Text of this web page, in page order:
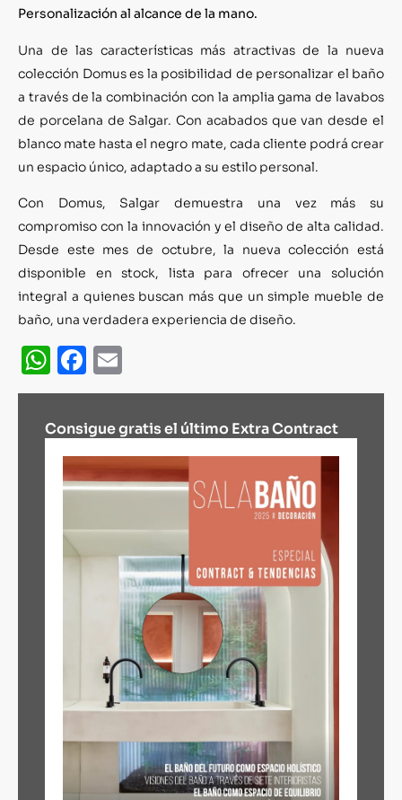
Personalización al alcance de la mano.
Una de las características más atractivas de la nueva
colección Domus es la posibilidad de personalizar el baño
a través de la combinación con la amplia gama de lavabos
de porcelana de Salgar. Con acabados que van desde el
blanco mate hasta el negro mate, cada cliente podrá crear
un espacio único, adaptado a su estilo personal.
Con Domus, Salgar demuestra una vez más su
compromiso con la innovación y el diseño de alta calidad.
Desde este mes de octubre, la nueva colección está
disponible en stock, lista para ofrecer una solución
integral a quienes buscan más que un simple mueble de
baño, una verdadera experiencia de diseño.
WhatsApp
Facebook
Consigue gratis el último Extra Contract